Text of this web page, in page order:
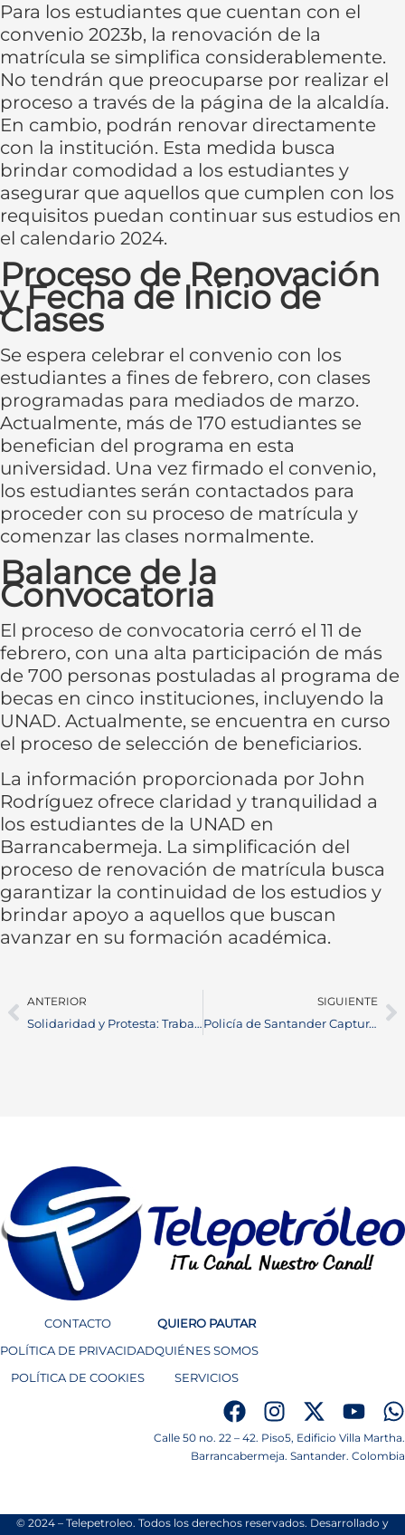
Para los estudiantes que cuentan con el
convenio 2023b, la renovación de la
matrícula se simplifica considerablemente.
No tendrán que preocuparse por realizar el
proceso a través de la página de la alcaldía.
En cambio, podrán renovar directamente
con la institución. Esta medida busca
brindar comodidad a los estudiantes y
asegurar que aquellos que cumplen con los
requisitos puedan continuar sus estudios en
el calendario 2024.
Proceso de Renovación
y Fecha de Inicio de
Clases
Se espera celebrar el convenio con los
estudiantes a fines de febrero, con clases
programadas para mediados de marzo.
Actualmente, más de 170 estudiantes se
benefician del programa en esta
universidad. Una vez firmado el convenio,
los estudiantes serán contactados para
proceder con su proceso de matrícula y
comenzar las clases normalmente.
Balance de la
Convocatoria
El proceso de convocatoria cerró el 11 de
febrero, con una alta participación de más
de 700 personas postuladas al programa de
becas en cinco instituciones, incluyendo la
UNAD. Actualmente, se encuentra en curso
el proceso de selección de beneficiarios.
La información proporcionada por John
Rodríguez ofrece claridad y tranquilidad a
los estudiantes de la UNAD en
Barrancabermeja. La simplificación del
proceso de renovación de matrícula busca
garantizar la continuidad de los estudios y
brindar apoyo a aquellos que buscan
avanzar en su formación académica.
ANTERIOR
Solidaridad y Protesta: Trabajadores del INPEC exigen seguridad ante actos terroristas
SIGUIENTE
Policía de Santander Captura a Dos Hombres por Homicidio en San Vicente de Chucurí
CONTACTO
POLÍTICA DE PRIVACIDAD
POLÍTICA DE COOKIES
QUIERO PAUTAR
QUIÉNES SOMOS
SERVICIOS
Calle 50 no. 22 – 42. Piso5, Edificio Villa Martha.
Barrancabermeja. Santander. Colombia
© 2024 – Telepetroleo. Todos los derechos reservados. Desarrollado y